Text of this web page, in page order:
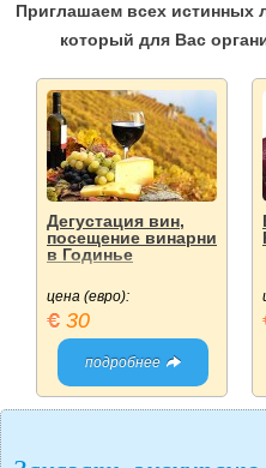
Приглашаем всех истинных
который для Вас
Дегустация вин,
посещение винарни
в Годинье
цена (евро):
30
подробнее